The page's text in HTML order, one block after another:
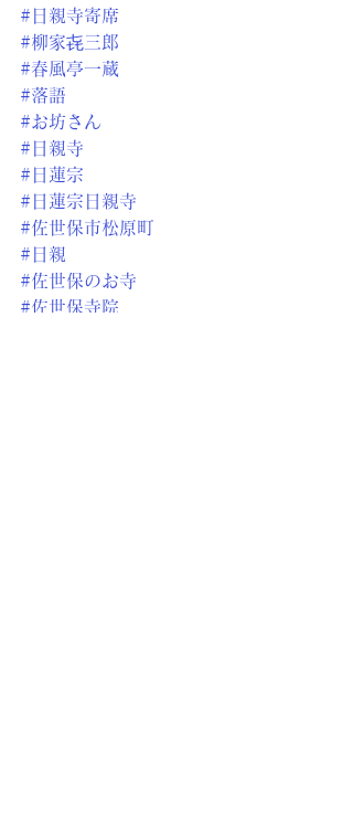
#日親寺寄席
#柳家㐂三郎
#春風亭一蔵
#落語
#お坊さん
#日親寺
#日蓮宗
#日蓮宗日親寺
#佐世保市松原町
#日親
#佐世保のお寺
#佐世保寺院